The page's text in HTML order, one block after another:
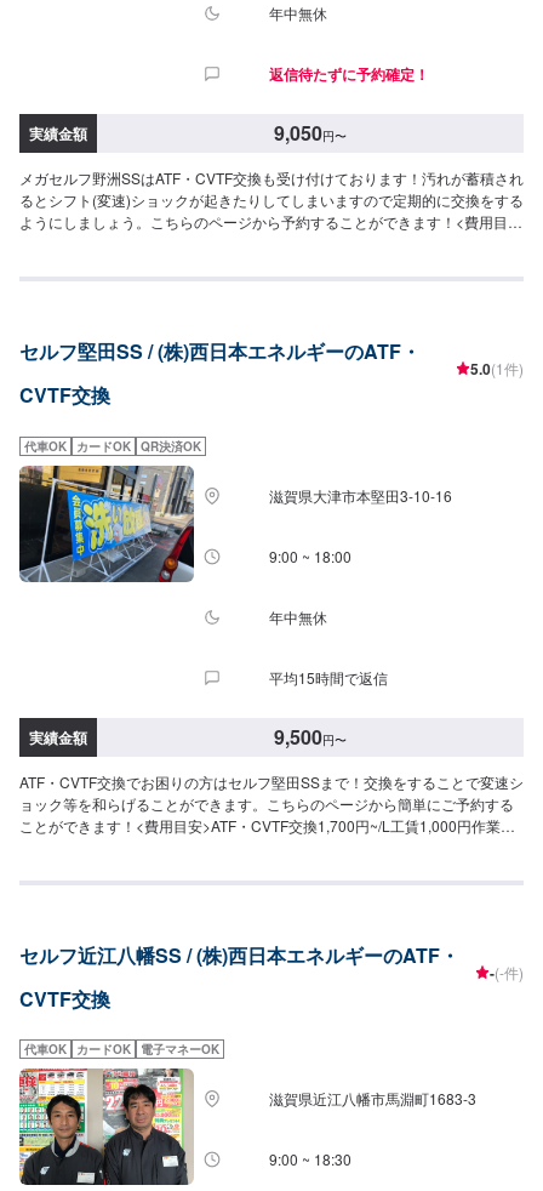
年中無休
返信待たずに予約確定！
実績金額 9,050円〜
メガセルフ野洲SSはATF・CVTF交換も受け付けております！汚れが蓄積され
るとシフト(変速)ショックが起きたりしてしまいますので定期的に交換をする
ようにしましょう。こちらのページから予約することができます！<費用目安
セルフ堅田SS / (株)西日本エネルギーのATF・
CVTF交換
5.0(1件)
代車OK カードOK QR決済OK
滋賀県大津市本堅田3-10-16
9:00 ~ 18:00
年中無休
平均15時間で返信
実績金額 9,500円〜
ATF・CVTF交換でお困りの方はセルフ堅田SSまで！交換をすることで変速シ
ョック等を和らげることができます。こちらのページから簡単にご予約する
ことができます！<費用目安>ATF・CVTF交換1,700円~/L工賃1,000円作業時
セルフ近江八幡SS / (株)西日本エネルギーのATF・
CVTF交換
-(-件)
代車OK カードOK 電子マネーOK
滋賀県近江八幡市馬淵町1683-3
9:00 ~ 18:30